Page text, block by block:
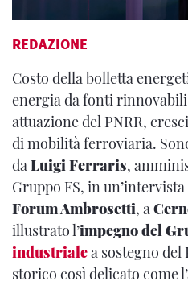
REDAZIONE
Costo della bolletta
energia da fonti
attuazione del PNRR,
di mobilità ferroviaria.
daLuigi Ferraris,
Gruppo FS, in
Forum Ambrosetti, a
illustrato l’impegno del
industrialea sostegno del
storico così delicato come